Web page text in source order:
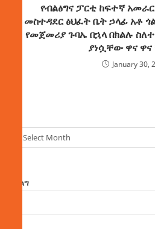
የብልፅግና ፓርቲ ከፍተኛ አመራር
መስተዳደር ፅህፈት ቤት ኃላፊ አቶ
የመጀመሪያ ጉባኤ በኋላ በክልሉ
ያነሷቸው ዋና ዋና
January 30,
Select Month
ፈልግ